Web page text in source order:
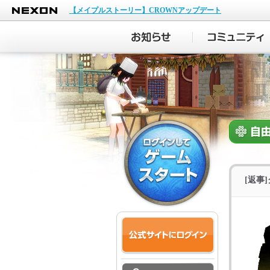
NEXON
【メイプルストーリー】CROWNアップデート
[返事]